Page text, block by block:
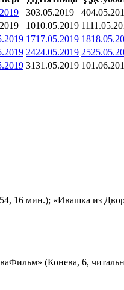
303.05.2019 4
1010.05.2019 11
1717.05.2019 18
2424.05.2019 25
3131.05.2019 1
16 мин.); «Ивашка из
(Конева, 6,